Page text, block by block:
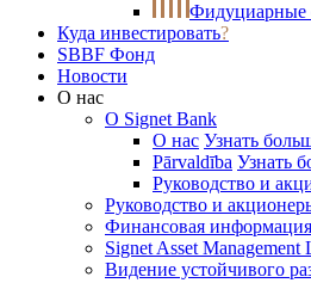
Фидуциарные
Куда инвестировать?
SBBF Фонд
Новости
О нас
O Signet Bank
О нас Узнать
Pārvaldība Узнать
Руководство и
Руководство и
Финансовая информация
Signet Asset Management
Видение устойчивого